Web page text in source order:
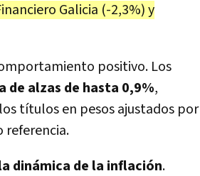
Galicia (-2,3%) y
positivo. Los
de alzas de hasta 0,9%,
títulos en pesos ajustados por
referencia.
dinámica de la inflación.